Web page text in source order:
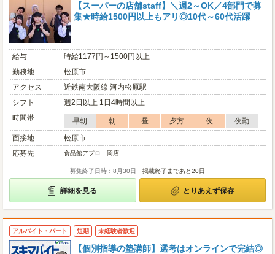
【スーパーの店舗staff】＼週2～OK／4部門で募
集★時給1500円以上もアリ◎10代～60代活躍
給与
時給1177円～1500円以上
勤務地
松原市
アクセス
近鉄南大阪線 河内松原駅
シフト
週2日以上 1日4時間以上
時間帯
早朝 朝 昼 夕方 夜
夜勤
面接地
松原市
応募先
食品館アプロ 岡店
募集終了日時：8月30日 掲載終了まであと20日
詳細を見る とりあえず保存
アルバイト・パート 短期 未経験者歓迎
【個別指導の塾講師】選考はオンラインで完結◎